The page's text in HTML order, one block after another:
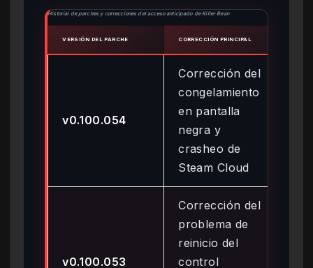
Historial de parches y correcciones del acceso anticipado de Killer Bean
VERSIÓN DEL PARCHE CORRECCIÓN PRINCIPAL
v0.100.054
Corrección del
congelamiento
en pantalla
negra y
crasheo de
Steam Cloud
v0.100.053
Corrección del
problema de
reinicio del
control